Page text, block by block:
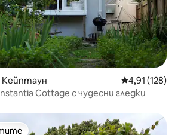
Кейптаун Средна
4,91 (128)
Cottage с чудесни гледки